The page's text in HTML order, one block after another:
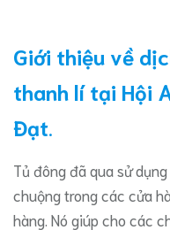
Giới thiệu về
thanh lí tại Hội
Đạt.
Tủ đông đã qua sử
chuộng trong các cửa
hàng. Nó giúp cho các